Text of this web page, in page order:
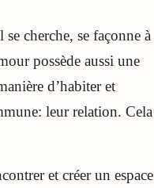
cherche, se façonne à
possède aussi une
d’habiter et
leur relation. Cela
et créer un espace